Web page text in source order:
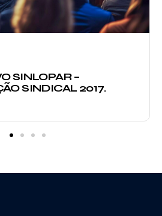
SINLOPAR –
SINDICAL 2017.